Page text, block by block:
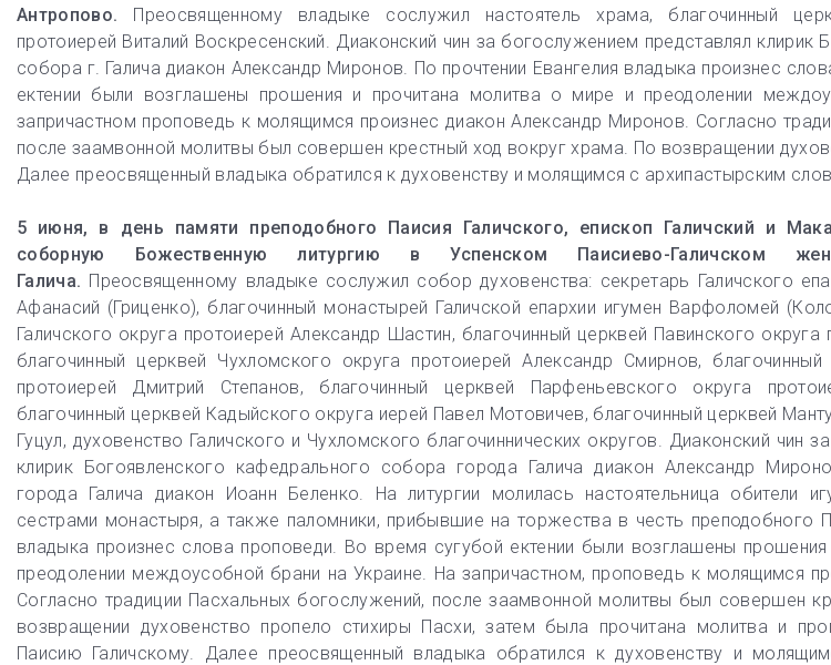
Антропово. Преосвященному владыке сослужил настоятель храма, благочинный
протоиерей Виталий Воскресенский. Диаконский чин за богослужением представлял клирик
собора г. Галича диакон Александр Миронов. По прочтении Евангелия владыка произнес
ектении были возглашены прошения и прочитана молитва о мире и преодолении
запричастном проповедь к молящимся произнес диакон Александр Миронов. Согласно
после заамвонной молитвы был совершен крестный ход вокруг храма. По возвращении
Далее преосвященный владыка обратился к духовенству и молящимся с архипастырским
5 июня, в день памяти преподобного Паисия Галичского, епископ Галичский и
соборную Божественную литургию в Успенском Паисиево-Галичском
Галича. Преосвященному владыке сослужил собор духовенства: секретарь Галичского
Афанасий (Гриценко), благочинный монастырей Галичской епархии игумен Варфоломей
Галичского округа протоиерей Александр Шастин, благочинный церквей Павинского
благочинный церквей Чухломского округа протоиерей Александр Смирнов,
протоиерей Дмитрий Степанов, благочинный церквей Парфеньевского округа
благочинный церквей Кадыйского округа иерей Павел Мотовичев, благочинный церквей
Гуцул, духовенство Галичского и Чухломского благочиннических округов. Диаконский чин
клирик Богоявленского кафедрального собора города Галича диакон Александр
города Галича диакон Иоанн Беленко. На литургии молилась настоятельница обители
сестрами монастыря, а также паломники, прибывшие на торжества в честь преподобного
владыка произнес слова проповеди. Во время сугубой ектении были возглашены
преодолении междоусобной брани на Украине. На запричастном, проповедь к молящимся
Согласно традиции Пасхальных богослужений, после заамвонной молитвы был совершен
возвращении духовенство пропело стихиры Пасхи, затем была прочитана молитва и
Паисию Галичскому. Далее преосвященный владыка обратился к духовенству и